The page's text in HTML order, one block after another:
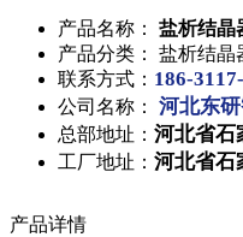
产品名称：
盐析结晶
产品分类：
盐析结晶
联系方式： 186-
公司名称： 河北东
总部地址： 河北省石
工厂地址： 河北省石
产品详情